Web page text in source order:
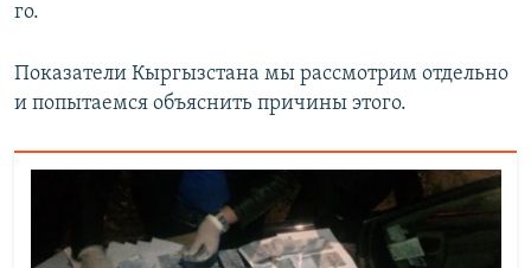
го.
Показатели Кыргызстана мы рассмотрим отдельно
и попытаемся объяснить причины этого.